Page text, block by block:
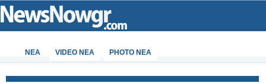
ΝΕΑ VIDEO NEA PHOTO NEA